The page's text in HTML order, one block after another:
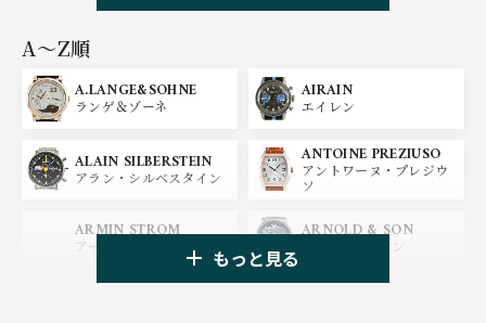
パネライ
OMEGA
オメガ
BREGUET
ブレゲ
BLANCPAIN
ブランパン
BREITLING
ブライトリング
HUBLOT
ウブロ
ZENITH
A〜Z順
A.LANGE&SOHNE
ランゲ＆ゾーネ
AIRAIN
エイレン
ALAIN SILBERSTEIN
アラン・シルベスタイン
ANTOINE PREZIUSO
アントワーヌ・プレジウ
ソ
ARMIN STROM
アーミン・シュトローム
ARNOLD & SON
アーノルド&サン
もっと見る